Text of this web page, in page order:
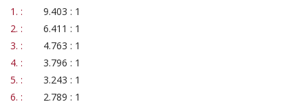
1. :
9.403 : 1
2. :
6.411 : 1
3. :
4.763 : 1
4. :
3.796 : 1
5. :
3.243 : 1
6. :
2.789 : 1